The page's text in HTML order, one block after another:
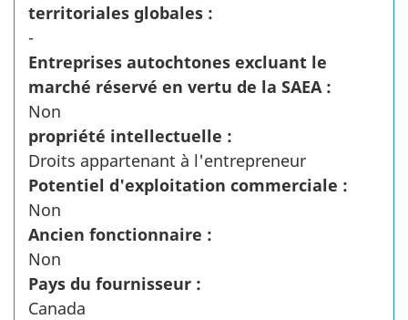
territoriales globales :
-
Entreprises autochtones excluant le
marché réservé en vertu de la SAEA :
Non
propriété intellectuelle :
Droits appartenant à l'entrepreneur
Potentiel d'exploitation commerciale :
Non
Ancien fonctionnaire :
Non
Pays du fournisseur :
Canada